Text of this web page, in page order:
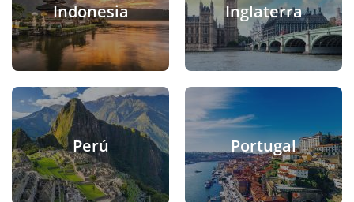
Indonesia Inglaterra
Perú Portugal